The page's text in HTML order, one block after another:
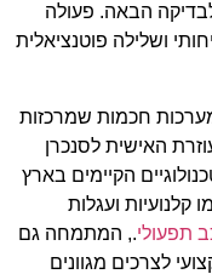
הבאה. פעולה
ושלילה פוטנציאלית
חכמות שמרכזות
האישית לסנכרן
הקיימים בארץ
ועגלות
תפעולי., המתמחה גם
לצרכים מגוונים